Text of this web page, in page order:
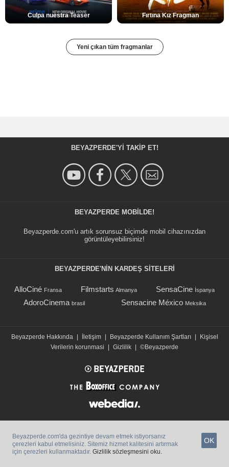
Culpa nuestra Teaser Fırtına Kız Fragman
Yeni çıkan tüm fragmanlar
BEYAZPERDE'YI TAKIP ET!
BEYAZPERDE MOBILDE!
Beyazperde.com'u artık sorunsuz biçimde mobil cihazınızdan
görüntüleyebilirsiniz!
BEYAZPERDE'NIN KARDEŞ SİTELERİ
AlloCiné Fransa Filmstarts Almanya SensaCine İspanya
AdoroCinema brasil Sensacine México Meksika
Beyazperde Hakkında İletişim Beyazperde Kullanım Şartları
Kişisel
Verilerin korunmasi
Gizlilik ©Beyazperde
Beyazperde.com'da gezintiye devam etmek istiyorsanız
çerezleri kabul etmelisiniz. Sitemiz hizmet kalitesini artırmak
için çerezleri kullanmaktadır. Gizlilik sözleşmesini oku.
OK